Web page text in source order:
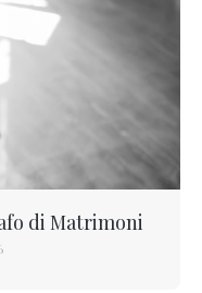
di Matrimoni